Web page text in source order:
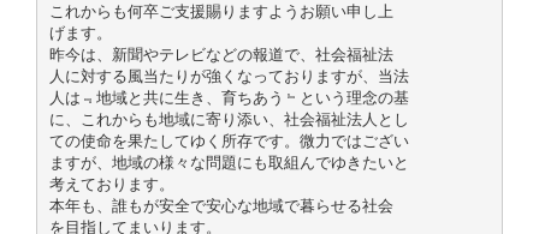
これからも何卒ご支援賜りますようお願い申し上
げます。
昨今は、新聞やテレビなどの報道で、社会福祉法
人に対する風当たりが強くなっておりますが、当法
人は﹃地域と共に生き、育ちあう﹄という理念の基
に、これからも地域に寄り添い、社会福祉法人とし
ての使命を果たしてゆく所存です。微力ではござい
ますが、地域の様々な問題にも取組んでゆきたいと
考えております。
本年も、誰もが安全で安心な地域で暮らせる社会
を目指してまいります。